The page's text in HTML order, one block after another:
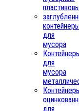
для
мусора
для
мусора
для